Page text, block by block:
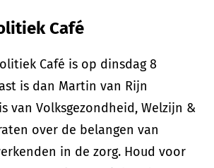
Café
Café is op dinsdag 8
is dan Martin van Rijn
van Volksgezondheid, Welzijn &
over de belangen van
in de zorg. Houd voor